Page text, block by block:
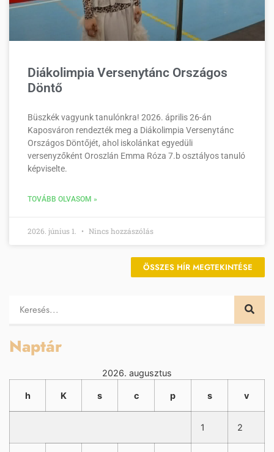
Diákolimpia Versenytánc Országos
Döntő
Büszkék vagyunk tanulónkra! 2026. április 26-án
Kaposváron rendezték meg a Diákolimpia Versenytánc
Országos Döntőjét, ahol iskolánkat egyedüli
versenyzőként Oroszlán Emma Róza 7.b osztályos tanuló
képviselte.
TOVÁBB OLVASOM »
2026. június 1. Nincs hozzászólás
ÖSSZES HÍR MEGTEKINTÉSE
Naptár
2026. augusztus
h K s c p s v
1 2